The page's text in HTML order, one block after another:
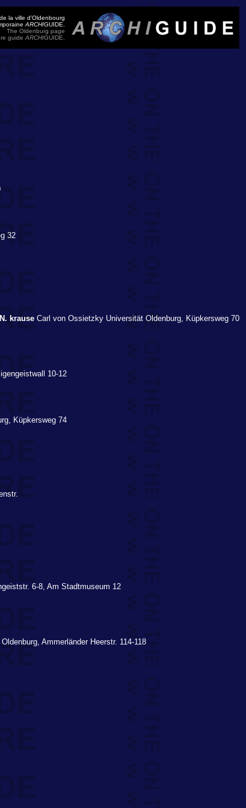
la ville d'Oldenbourg
ARCHIGUIDE.
The Oldenburg page
guide ARCHIGUIDE.
32
krause Carl von Ossietzky Universität Oldenburg, Küpkersweg 70
10-12
Küpkersweg 74
6-8, Am Stadtmuseum 12
Ammerländer Heerstr. 114-118